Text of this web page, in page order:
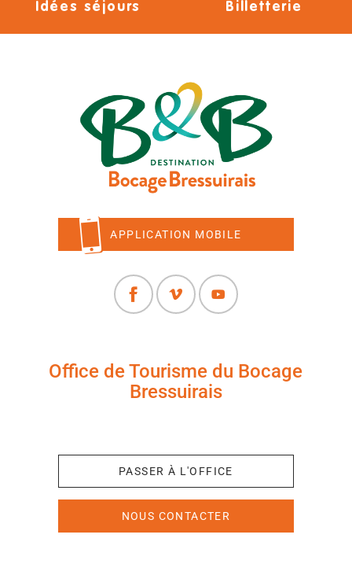
Idées séjours Billetterie
APPLICATION MOBILE
Office de Tourisme du Bocage
Bressuirais
PASSER À L'OFFICE
NOUS CONTACTER